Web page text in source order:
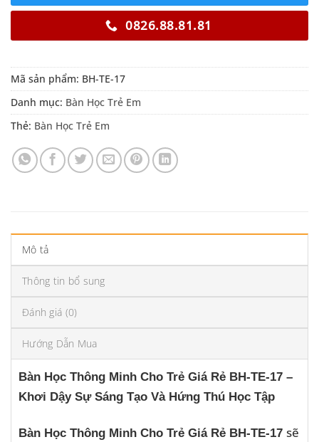
0826.88.81.81
Mã sản phẩm: BH-TE-17
Danh mục: Bàn Học Trẻ Em
Thẻ: Bàn Học Trẻ Em
Mô tả
Thông tin bổ sung
Đánh giá (0)
Hướng Dẫn Mua
Bàn Học Thông Minh Cho Trẻ Giá Rẻ BH-TE-17 –
Khơi Dậy Sự Sáng Tạo Và Hứng Thú Học Tập
Bàn Học Thông Minh Cho Trẻ Giá Rẻ BH-TE-17 sẽ